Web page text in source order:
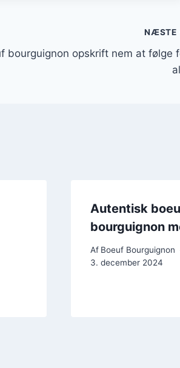
NÆSTE
bourguignon opskrift nem at følge
Autentisk
bourguignon
Af Boeuf Bourguignon
3. december 2024